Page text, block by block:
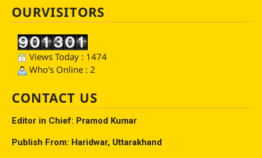
OURVISITORS
Views Today : 1474
Who's Online : 2
CONTACT US
Editor in Chief: Pramod Kumar
Publish From: Haridwar, Uttarakhand